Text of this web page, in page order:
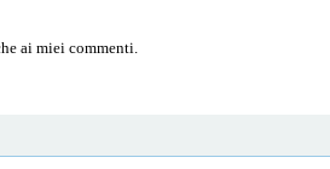
ai miei commenti.